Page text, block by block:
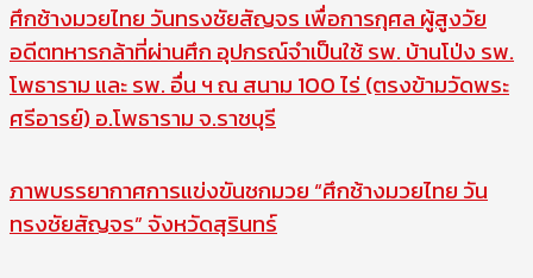
ศึกช้างมวยไทย วันทรงชัยสัญจร เพื่อการกุศล ผู้สูงวัย
อดีตทหารกล้าที่ผ่านศึก อุปกรณ์จำเป็นใช้ รพ. บ้านโป่ง รพ.
โพธาราม และ รพ. อื่น ฯ ณ สนาม 100 ไร่ (ตรงข้ามวัดพระ
ศรีอารย์) อ.โพธาราม จ.ราชบุรี
ภาพบรรยากาศการแข่งขันชกมวย “ศึกช้างมวยไทย วัน
ทรงชัยสัญจร” จังหวัดสุรินทร์